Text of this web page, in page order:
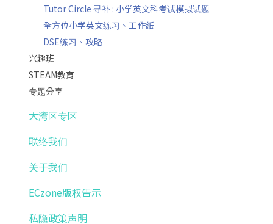
Tutor Circle 寻补 : 小学英文科考试模拟试题
全方位小学英文练习、工作紙
DSE练习、攻略
兴趣班
STEAM教育
专题分享
大湾区专区
联络我们
关于我们
ECzone版权告示
私隐政策声明